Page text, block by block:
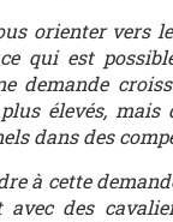
orienter vers
qui est
demande
élevés, mais
dans des
à cette
avec des